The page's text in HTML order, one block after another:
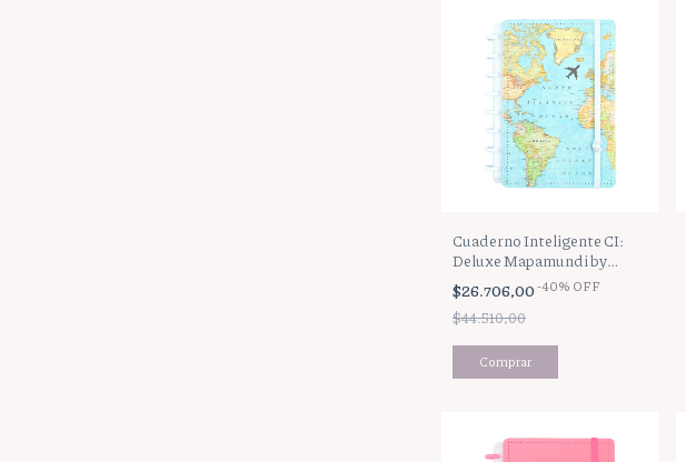
Cuaderno Inteligente CI:
Deluxe Mapamundi by
Gocase (A5)
$26.706,00-40% OFF
$44.510,00